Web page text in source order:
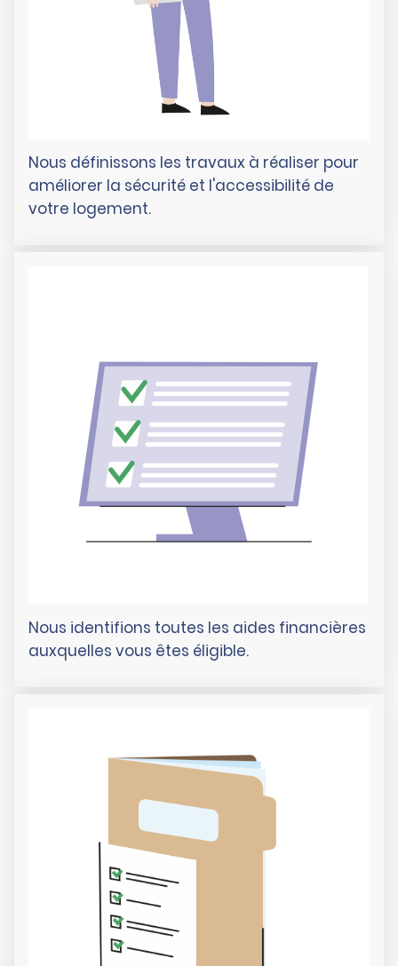
Nous définissons les travaux à réaliser pour
améliorer la sécurité et l'accessibilité de
votre logement.
Nous identifions toutes les aides financières
auxquelles vous êtes éligible.